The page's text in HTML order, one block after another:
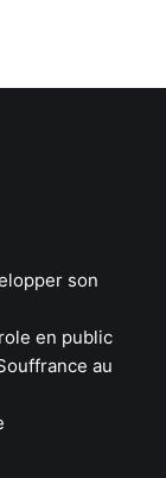
son
en public
au